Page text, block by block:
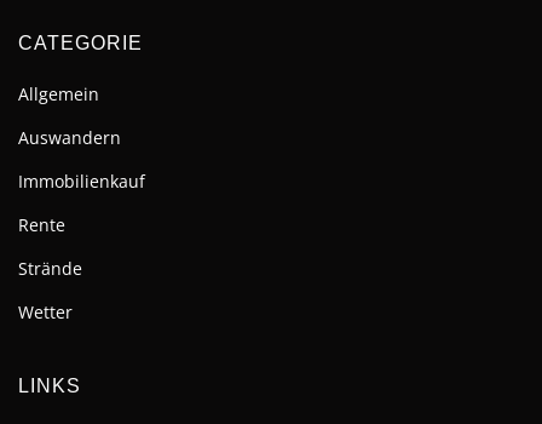
CATEGORIE
Allgemein
Auswandern
Immobilienkauf
Rente
Strände
Wetter
LINKS